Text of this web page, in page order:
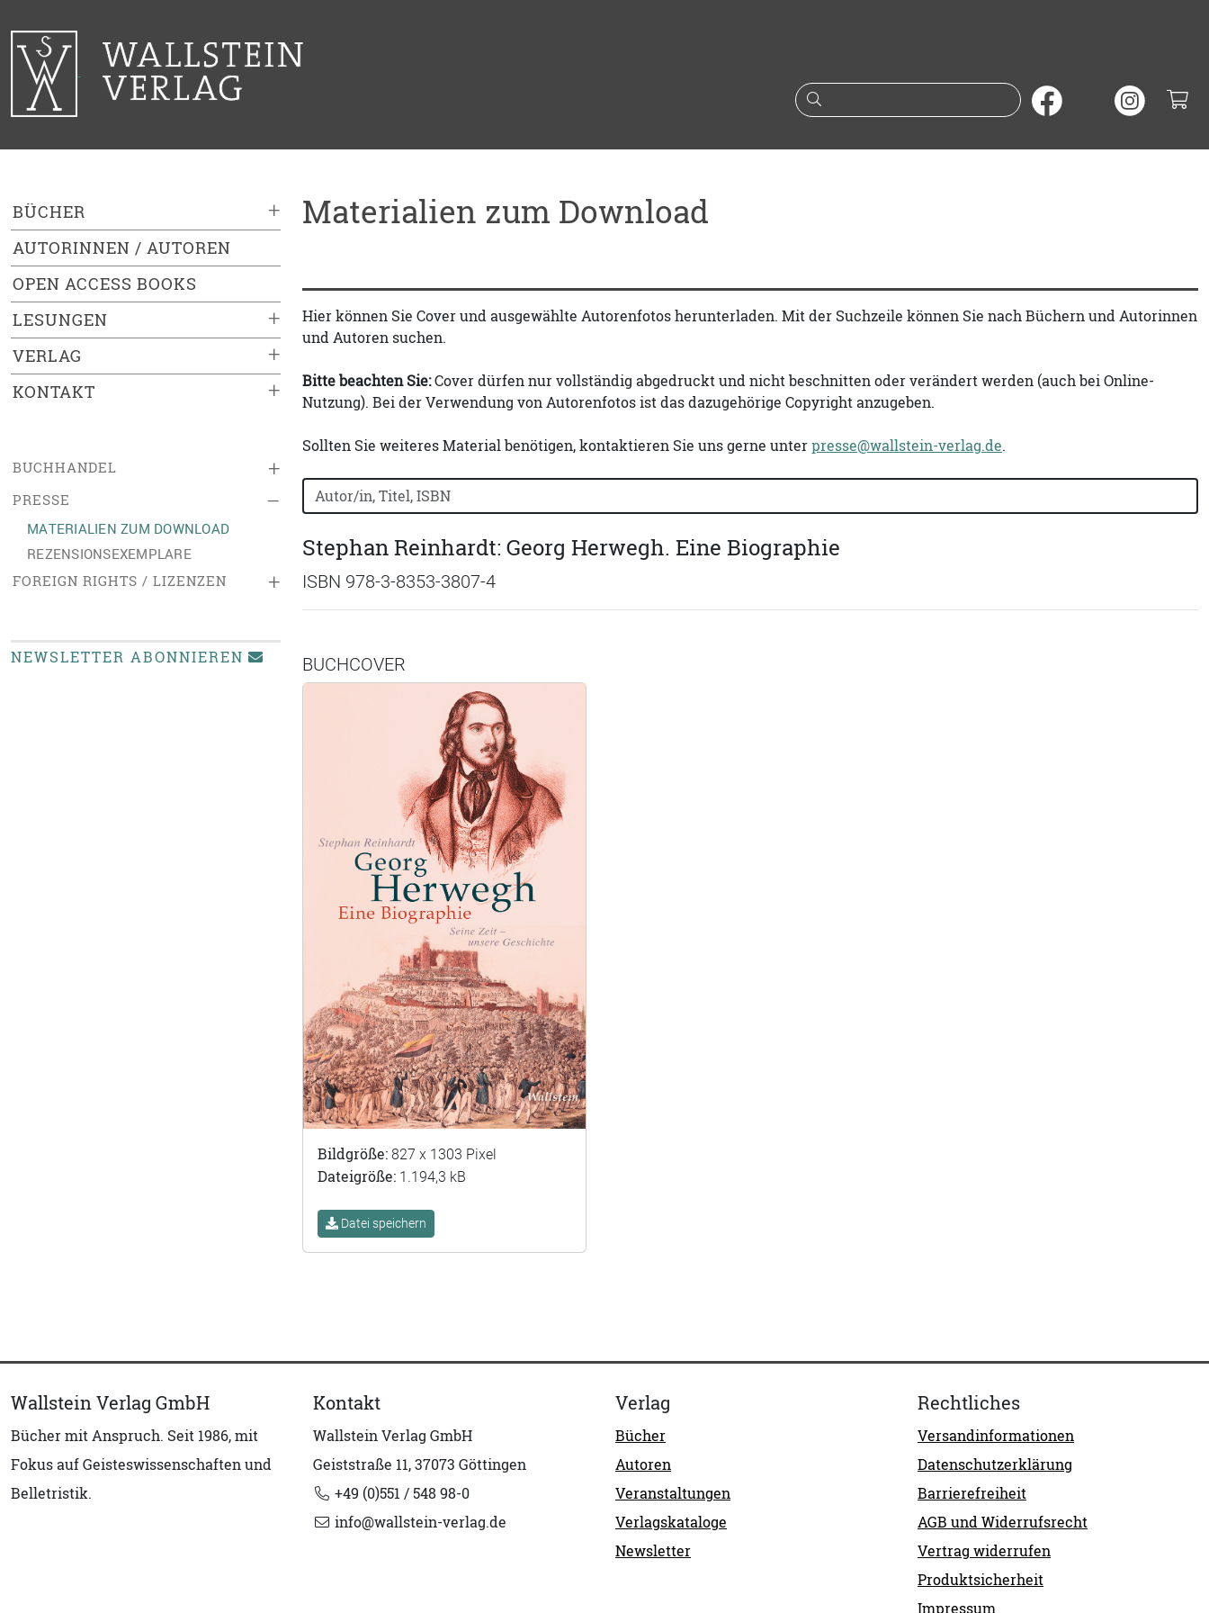
Suche nach Büchern oder
+
BÜCHER
AUTORINNEN / AUTOREN
OPEN ACCESS BOOKS
+
LESUNGEN
+
VERLAG
+
KONTAKT
+
BUCHHANDEL
–
PRESSE
MATERIALIEN ZUM DOWNLOAD
REZENSIONSEXEMPLARE
+
FOREIGN RIGHTS / LIZENZEN
NEWSLETTER ABONNIEREN
Materialien zum Download
Hier können Sie Cover und ausgewählte Autorenfotos herunterladen. Mit der Suchzeile können Sie nach Büchern und Autorinnen
und Autoren suchen.
Bitte beachten Sie:Cover dürfen nur vollständig abgedruckt und nicht beschnitten oder verändert werden (auch bei Online-
Nutzung). Bei der Verwendung von Autorenfotos ist das dazugehörige Copyright anzugeben.
Sollten Sie weiteres Material benötigen, kontaktieren Sie uns gerne unterpresse@wallstein-verlag.de.
Bücher nach Buchtitel, Autorennamen oder ISBN suchen:
Stephan Reinhardt: Georg Herwegh. Eine Biographie
ISBN 978-3-8353-3807-4
BUCHCOVER
Bildgröße: 827 x 1303 Pixel
Dateigröße: 1.194,3 kB
Datei speichern
Wallstein Verlag GmbH
Bücher mit Anspruch. Seit 1986, mit
Fokus auf Geisteswissenschaften und
Belletristik.
Kontakt
Wallstein Verlag GmbH
Geiststraße 11, 37073 Göttingen
+49 (0)551 / 548 98-0
info@wallstein-verlag.de
Verlag
Bücher
Autoren
Veranstaltungen
Verlagskataloge
Newsletter
Rechtliches
Versandinformationen
Datenschutzerklärung
Barrierefreiheit
AGB und Widerrufsrecht
Vertrag widerrufen
Produktsicherheit
Impressum